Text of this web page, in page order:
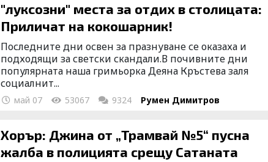
"луксозни" места за отдих в столицата:
Приличат на кокошарник!
Последните дни освен за празнуване се оказаха и
подходящи за светски скандали.В почивните дни
популярната наша гримьорка Деяна Кръстева заля
социалнит...
май 07 53067 9324 Румен Димитров
Хорър: Джина от „Трамвай №5“ пусна
жалба в полицията срещу Сатаната